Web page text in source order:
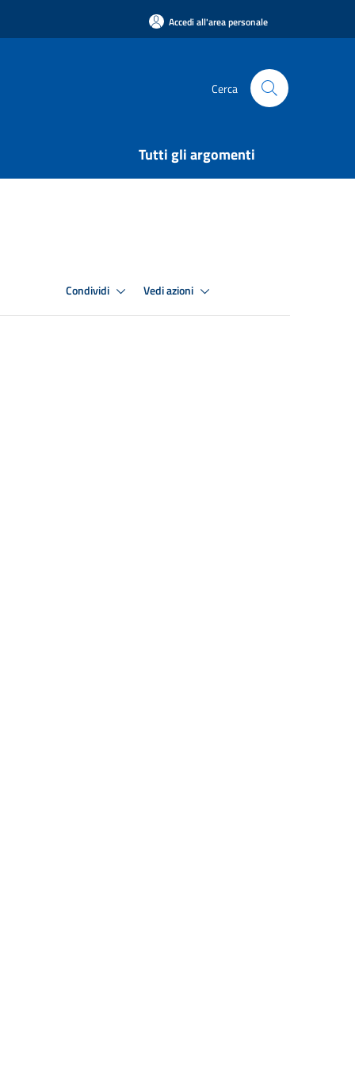
Accedi all'area personale
Cerca
Tutti gli argomenti
Condividi Vedi azioni